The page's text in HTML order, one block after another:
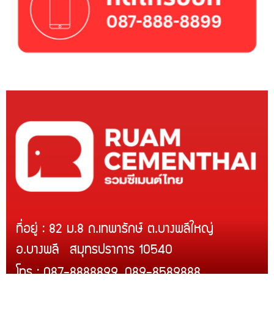
ที่อยู่ : 82 ม.8 ถ.เทพารักษ์ ต.บางพลีใหญ่
อ.บางพลี สมุทรปราการ 10540
โทร : 087-8888899, 089-8589888